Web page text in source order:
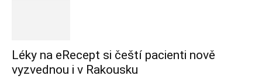
Léky na eRecept si čeští pacienti nově
vyzvednou i v Rakousku